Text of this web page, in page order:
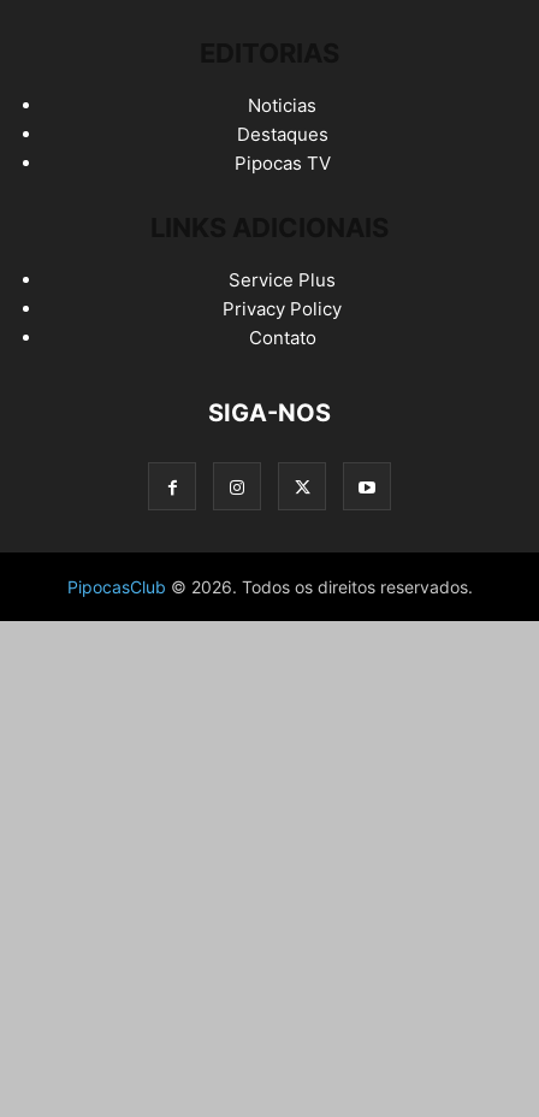
Noticias
Destaques
Pipocas TV
Service Plus
Privacy Policy
Contato
SIGA-NOS
PipocasClub © 2026. Todos os direitos reservados.